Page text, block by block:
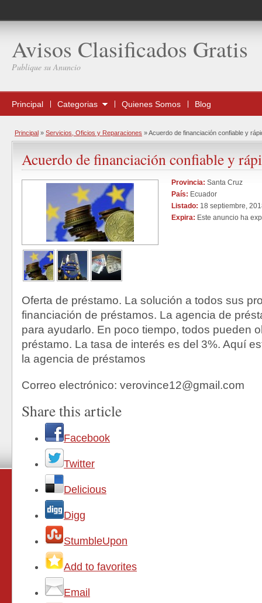
Avisos Clasificados Gratis
Publique su Anuncio
Principal Categorias Quienes Somos Blog
Principal » Servicios, Oficios y Reparaciones »Acuerdo de financiación confiable y
Acuerdo de financiación confiable y
Provincia: Santa Cruz
País: Ecuador
Listado: 18 septiembre,
Expira: Este anuncio ha
Oferta de préstamo. La solución a todos sus
financiación de préstamos. La agencia de
para ayudarlo. En poco tiempo, todos pueden
préstamo. La tasa de interés es del 3%. Aquí
la agencia de préstamos
Correo electrónico: verovince12@gmail.com
Share this article
Facebook
Twitter
Delicious
Digg
StumbleUpon
Add to favorites
Email